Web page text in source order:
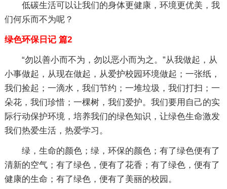
低碳生活可以让我们的身体更健康，环境更优美，我
们何乐而不为呢？
绿色环保日记 篇2
“勿以善小而不为，勿以恶小而为之。”从我做起，从
小事做起，从现在做起，从爱护校园环境做起；一张纸，
我们捡起；一滴水，我们节约；一堆垃圾，我们打扫；一
朵花，我们珍惜；一棵树，我们爱护。我们要用自己的实
际行动保护环境，培养我们的绿色知识，让绿色生命激发
我们热爱生活，热爱学习。
绿，生命的颜色；绿，环保的颜色；有了绿色便有了
清新的空气；有了绿色，便有了花香；有了绿色，便有了
健康的生命；有了绿色，便有了美丽的校园。